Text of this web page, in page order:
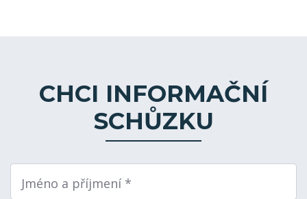
CHCI INFORMAČNÍ
SCHŮZKU
Jméno a příjmení *